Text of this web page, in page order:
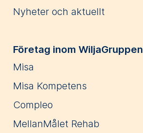
Nyheter och aktuellt
Företag inom WiljaGruppen
Misa
Misa Kompetens
Compleo
MellanMålet Rehab